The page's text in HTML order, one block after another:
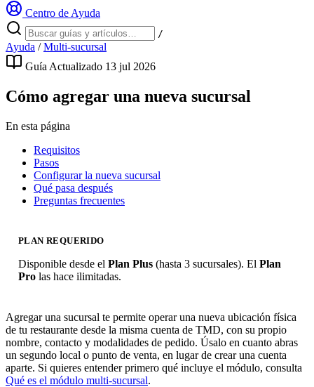
Centro de Ayuda
/
Ayuda / Multi-sucursal
Guía Actualizado 13 jul 2026
Cómo agregar una nueva sucursal
En esta página
Requisitos
Pasos
Configurar la nueva sucursal
Qué pasa después
Preguntas frecuentes
PLAN REQUERIDO
Disponible desde el Plan Plus (hasta 3 sucursales). El Plan
Pro las hace ilimitadas.
Agregar una sucursal te permite operar una nueva ubicación física
de tu restaurante desde la misma cuenta de TMD, con su propio
nombre, contacto y modalidades de pedido. Úsalo en cuanto abras
un segundo local o punto de venta, en lugar de crear una cuenta
aparte. Si quieres entender primero qué incluye el módulo, consulta
Qué es el módulo multi-sucursal.